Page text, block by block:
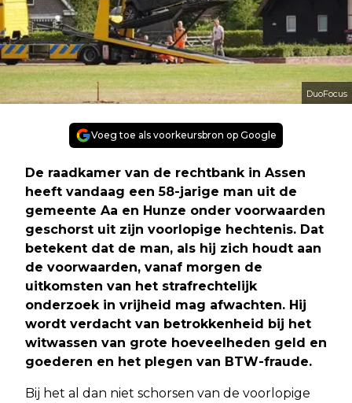
DuoFocus
Voeg toe als voorkeursbron op Google
De raadkamer van de rechtbank in Assen
heeft vandaag een 58-jarige man uit de
gemeente Aa en Hunze onder voorwaarden
geschorst uit zijn voorlopige hechtenis. Dat
betekent dat de man, als hij zich houdt aan
de voorwaarden, vanaf morgen de
uitkomsten van het strafrechtelijk
onderzoek in vrijheid mag afwachten. Hij
wordt verdacht van betrokkenheid bij het
witwassen van grote hoeveelheden geld en
goederen en het plegen van BTW-fraude.
Bij het al dan niet schorsen van de voorlopige